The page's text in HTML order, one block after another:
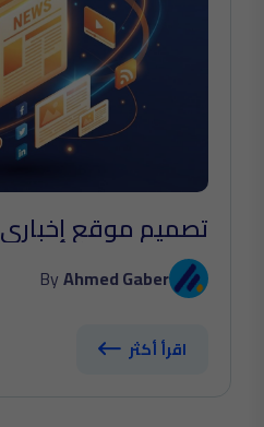
تصميم موقع إخباري
ByAhmed Gaber
اقرأ أكثر